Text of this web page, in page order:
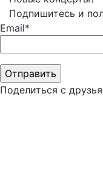
Подпишитесь и
Email*
Поделиться с